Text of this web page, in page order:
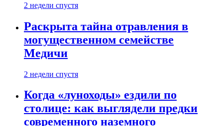
2 недели спустя
Раскрыта тайна отравления в
могущественном семействе
Медичи
2 недели спустя
Когда «луноходы» ездили по
столице: как выглядели предки
современного наземного